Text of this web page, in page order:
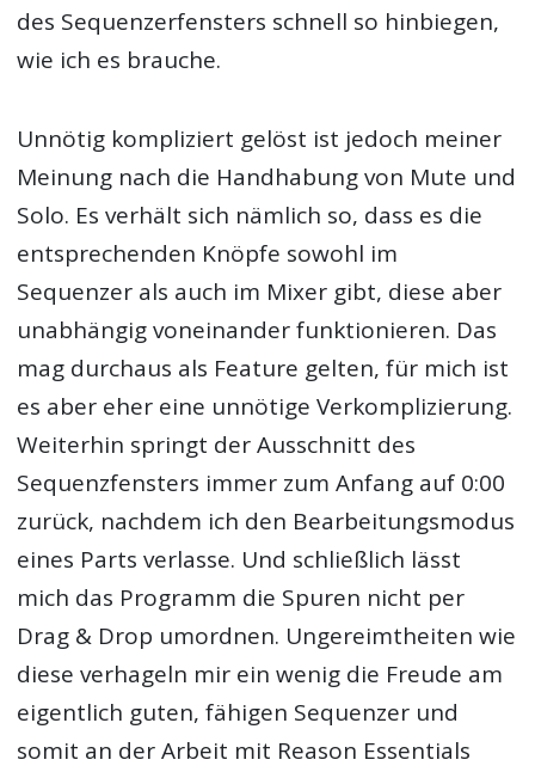
des Sequenzerfensters schnell so hinbiegen,
wie ich es brauche.
Unnötig kompliziert gelöst ist jedoch meiner
Meinung nach die Handhabung von Mute und
Solo. Es verhält sich nämlich so, dass es die
entsprechenden Knöpfe sowohl im
Sequenzer als auch im Mixer gibt, diese aber
unabhängig voneinander funktionieren. Das
mag durchaus als Feature gelten, für mich ist
es aber eher eine unnötige Verkomplizierung.
Weiterhin springt der Ausschnitt des
Sequenzfensters immer zum Anfang auf 0:00
zurück, nachdem ich den Bearbeitungsmodus
eines Parts verlasse. Und schließlich lässt
mich das Programm die Spuren nicht per
Drag & Drop umordnen. Ungereimtheiten wie
diese verhageln mir ein wenig die Freude am
eigentlich guten, fähigen Sequenzer und
somit an der Arbeit mit Reason Essentials